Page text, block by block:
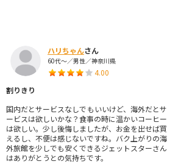
ハリちゃんさん
60代～／男性／神奈川県
4.00
割りきり
国内だとサービスなしでもいいけど、海外だとサ
ービスは欲しいかな？食事の時に温かいコーヒー
は欲しい。少し後悔しましたが、お金を出せば買
えるし、不便は感じないですね。バク上がりの海
外旅館を少しでも安くできるジェットスターさん
はありがとうとの気持ちです。